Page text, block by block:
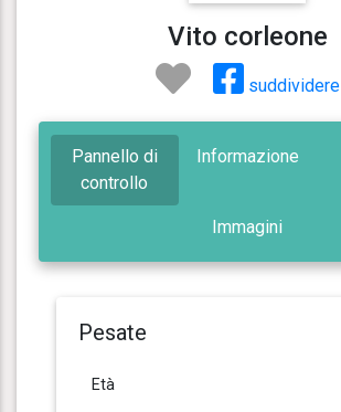
Vito corleone
suddividere
Pannello di
controllo
Informazione
Immagini
Pesate
Età